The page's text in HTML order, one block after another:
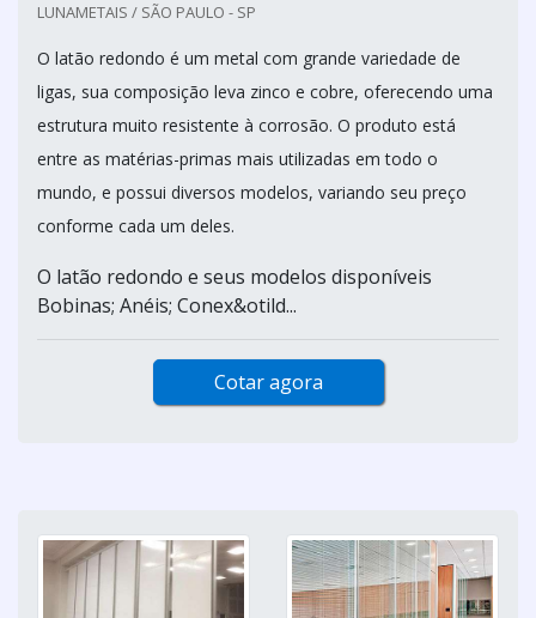
LUNAMETAIS / SÃO PAULO - SP
O latão redondo é um metal com grande variedade de
ligas, sua composição leva zinco e cobre, oferecendo uma
estrutura muito resistente à corrosão. O produto está
entre as matérias-primas mais utilizadas em todo o
mundo, e possui diversos modelos, variando seu preço
conforme cada um deles.
O latão redondo e seus modelos disponíveis
Bobinas; Anéis; Conex&otild...
Cotar agora